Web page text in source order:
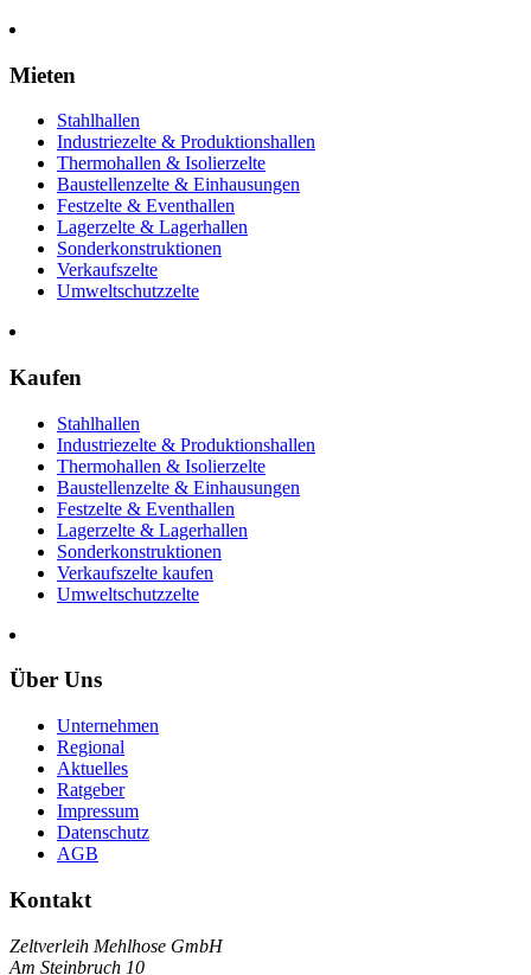
Mieten
Stahlhallen
Industriezelte & Produktionshallen
Thermohallen & Isolierzelte
Baustellenzelte & Einhausungen
Festzelte & Eventhallen
Lagerzelte & Lagerhallen
Sonderkonstruktionen
Verkaufszelte
Umweltschutzzelte
Kaufen
Stahlhallen
Industriezelte & Produktionshallen
Thermohallen & Isolierzelte
Baustellenzelte & Einhausungen
Festzelte & Eventhallen
Lagerzelte & Lagerhallen
Sonderkonstruktionen
Verkaufszelte kaufen
Umweltschutzzelte
Über Uns
Unternehmen
Regional
Aktuelles
Ratgeber
Impressum
Datenschutz
AGB
Kontakt
Zeltverleih Mehlhose GmbH
Am Steinbruch 10